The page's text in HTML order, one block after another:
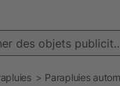
publicitaires
Parapluies